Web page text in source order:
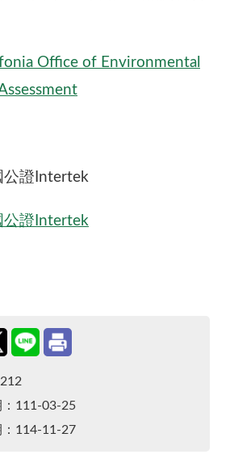
Office of Environmental
公證Intertek
公證Intertek
：111-03-25
：114-11-27